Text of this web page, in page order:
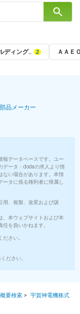
ディング‥ ＡＡＥ
品メーカー
報データベースです。ユー
データ・dodaの求人より情
ない場合があります。本情
タに係る権利者に帰属し
用、複製、改変および譲
、本ウェブサイトおよび本
を負いかねます。
さい。
ださい。
要検索 > 宇賀神電機株式